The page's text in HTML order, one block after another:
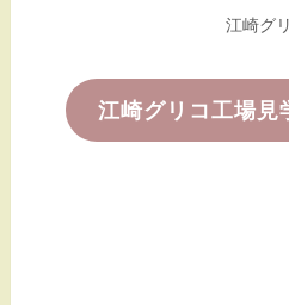
江崎グ
江崎グリコ工場見